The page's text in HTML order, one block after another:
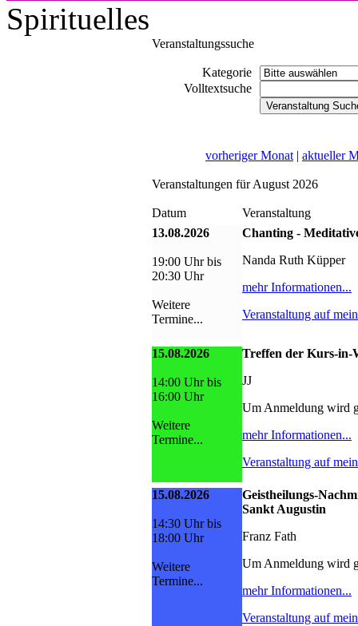
Spirituelles
Veranstaltungssuche
Kategorie
Volltextsuche
vorheriger Monat | aktueller
Veranstaltungen für August 2026
Datum
Veranstaltung
13.08.2026
19:00 Uhr bis
20:30 Uhr
Weitere
Termine...
Chanting -
Nanda Ruth Küpper
mehr Informationen...
Veranstaltung auf
15.08.2026
14:00 Uhr bis
16:00 Uhr
Weitere
Termine...
Treffen der Kurs-in-
JJ
Um Anmeldung wird
mehr Informationen...
Veranstaltung auf
15.08.2026
14:30 Uhr bis
18:00 Uhr
Weitere
Termine...
Geistheilungs-
Sankt Augustin
Franz Fath
Um Anmeldung wird
mehr Informationen...
Veranstaltung auf